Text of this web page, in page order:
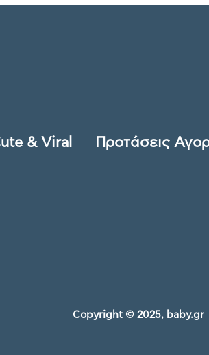
& Viral Προτάσεις
Copyright © 2025, baby.gr